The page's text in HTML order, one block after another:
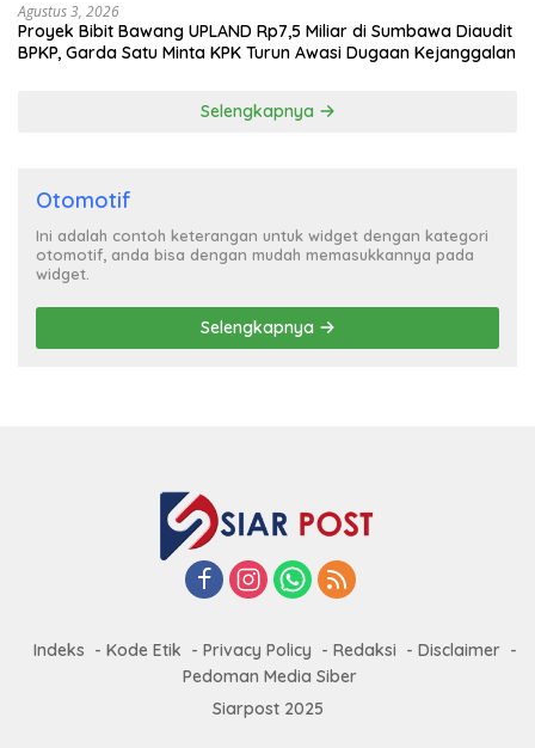
Agustus 3, 2026
Proyek Bibit Bawang UPLAND Rp7,5 Miliar di Sumbawa Diaudit
BPKP, Garda Satu Minta KPK Turun Awasi Dugaan Kejanggalan
Selengkapnya
Otomotif
Ini adalah contoh keterangan untuk widget dengan kategori
otomotif, anda bisa dengan mudah memasukkannya pada
widget.
Selengkapnya
Indeks Kode Etik Privacy Policy Redaksi
Disclaimer
Pedoman Media Siber
Siarpost 2025